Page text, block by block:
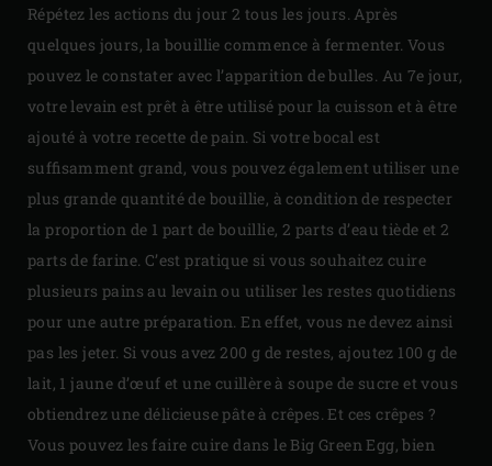
Répétez les actions du jour 2 tous les jours. Après
quelques jours, la bouillie commence à fermenter. Vous
pouvez le constater avec l’apparition de bulles. Au 7e jour,
votre levain est prêt à être utilisé pour la cuisson et à être
ajouté à votre recette de pain. Si votre bocal est
suffisamment grand, vous pouvez également utiliser une
plus grande quantité de bouillie, à condition de respecter
la proportion de 1 part de bouillie, 2 parts d’eau tiède et 2
parts de farine. C’est pratique si vous souhaitez cuire
plusieurs pains au levain ou utiliser les restes quotidiens
pour une autre préparation. En effet, vous ne devez ainsi
pas les jeter. Si vous avez 200 g de restes, ajoutez 100 g de
lait, 1 jaune d’œuf et une cuillère à soupe de sucre et vous
obtiendrez une délicieuse pâte à crêpes. Et ces crêpes ?
Vous pouvez les faire cuire dans le Big Green Egg, bien